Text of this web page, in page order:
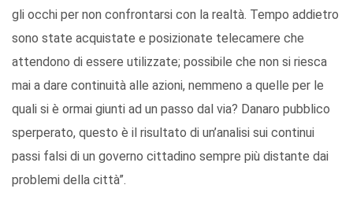
gli occhi per non confrontarsi con la realtà. Tempo addietro
sono state acquistate e posizionate telecamere che
attendono di essere utilizzate; possibile che non si riesca
mai a dare continuità alle azioni, nemmeno a quelle per le
quali si è ormai giunti ad un passo dal via? Danaro pubblico
sperperato, questo è il risultato di un’analisi sui continui
passi falsi di un governo cittadino sempre più distante dai
problemi della città”.